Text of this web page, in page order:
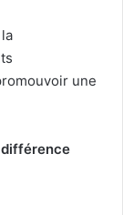
une